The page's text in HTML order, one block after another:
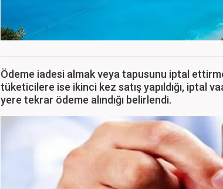
Ödeme iadesi almak veya tapusunu iptal
tüketicilere ise ikinci kez satış yapıldığı, iptal
yere tekrar ödeme alındığı belirlendi.